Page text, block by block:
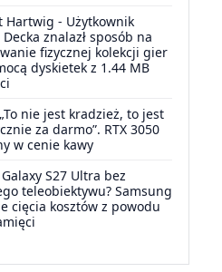
Hartwig - Użytkownik
znalazł sposób na
fizycznej kolekcji gier
dyskietek z 1.44 MB
„To nie jest kradzież, to jest
za darmo”. RTX 3050
w cenie kawy
Galaxy S27 Ultra bez
teleobiektywu? Samsung
cięcia kosztów z powodu